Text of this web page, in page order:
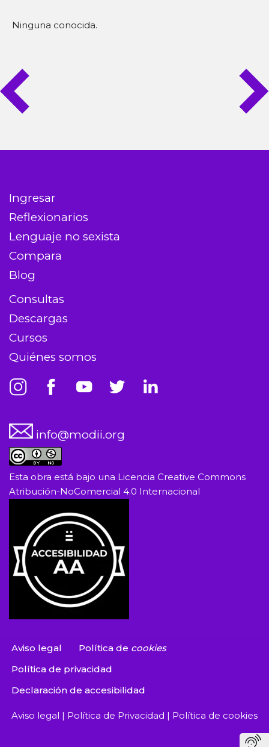
Ninguna conocida.
Ingresar
Reflexionarios
Lenguaje no sexista
Compara
Blog
Consultas
Descargas
Cursos
Quiénes somos
info@modii.org
Esta obra está bajo una Licencia Creative Commons
Atribución-NoComercial 4.0 Internacional
Aviso legal Política de cookies
Política de privacidad
Declaración de accesibilidad
Aviso legal | Política de Privacidad | Política de cookies